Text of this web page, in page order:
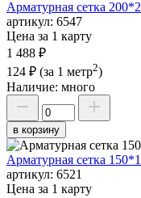
Арматурная сетка
артикул: 6547
Цена за 1 карту
1 488 ₽
124 ₽ (за 1 метр2)
Наличие: много
в корзину
Арматурная сетка
артикул: 6521
Цена за 1 карту